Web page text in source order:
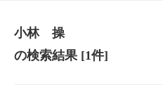
小林 操
の検索結果[1件]